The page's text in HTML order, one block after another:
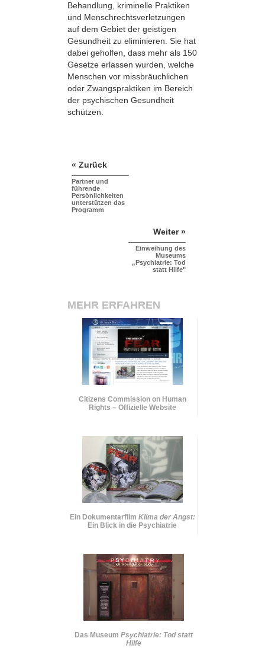
Behandlung, kriminelle Praktiken
und Menschrechtsverletzungen
auf dem Gebiet der geistigen
Gesundheit zu eliminieren. Sie hat
dabei geholfen, dass mehr als 150
Gesetze erlassen wurden, welche
Menschen vor missbräuchlichen
oder Zwangspraktiken im Bereich
der psychischen Gesundheit
schützen.
« Zurück
Partner und
führende
Persönlichkeiten
unterstützen das
Programm
Weiter »
Einweihung des
Museums
„Psychiatrie: Tod
statt Hilfe"
MEHR ERFAHREN
Citizens Commission on Human
Rights – Offizielle Website
Ein Dokumentarfilm Klima der Angst:
Ein Blick in die Psychiatrie
Das Museum Psychiatrie: Tod statt
Hilfe